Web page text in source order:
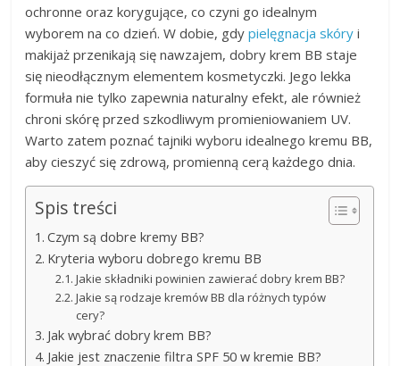
ochronne oraz korygujące, co czyni go idealnym
wyborem na co dzień. W dobie, gdypielęgnacja skóry i
makijaż przenikają się nawzajem, dobry krem BB staje
się nieodłącznym elementem kosmetyczki. Jego lekka
formuła nie tylko zapewnia naturalny efekt, ale również
chroni skórę przed szkodliwym promieniowaniem UV.
Warto zatem poznać tajniki wyboru idealnego kremu BB,
aby cieszyć się zdrową, promienną cerą każdego dnia.
Spis treści
Czym są dobre kremy BB?
Kryteria wyboru dobrego kremu BB
Jakie składniki powinien zawierać dobry krem BB?
Jakie są rodzaje kremów BB dla różnych typów
cery?
Jak wybrać dobry krem BB?
Jakie jest znaczenie filtra SPF 50 w kremie BB?